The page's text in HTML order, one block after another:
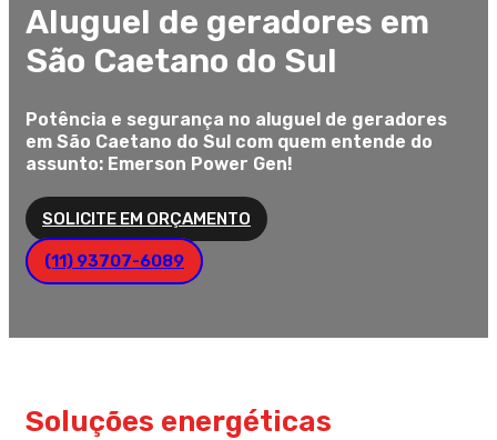
Aluguel de geradores em
São Caetano do Sul
Potência e segurança no aluguel de geradores
em São Caetano do Sul com quem entende do
assunto: Emerson Power Gen!
SOLICITE EM ORÇAMENTO
(11) 93707-6089
Soluções energéticas